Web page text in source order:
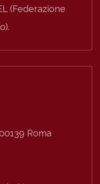
(Federazione
Roma